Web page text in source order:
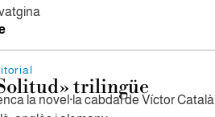
trilingüe
la novel·la cabdal de Víctor Català